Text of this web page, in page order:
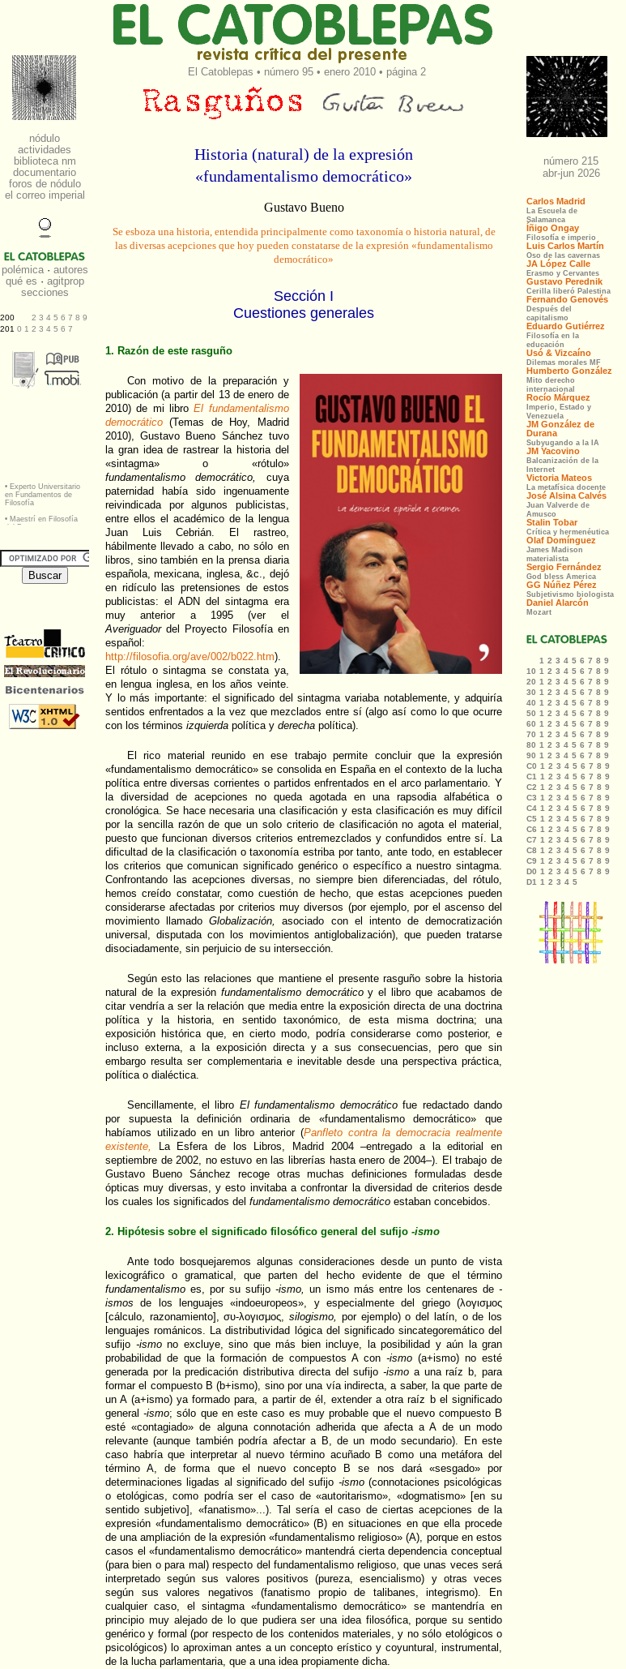
El Catoblepas • número 95 • enero 2010 • página 2
Historia (natural) de la expresión
«fundamentalismo democrático»
Gustavo Bueno
Se esboza una historia, entendida principalmente como taxonomía o historia natural, de
las diversas acepciones que hoy pueden constatarse de la expresión «fundamentalismo
democrático»
Sección I
Cuestiones generales
1. Razón de este rasguño
Con motivo de la preparación y
publicación (a partir del 13 de enero de
2010) de mi libroEl fundamentalismo
democrático (Temas de Hoy, Madrid
2010), Gustavo Bueno Sánchez tuvo
la gran idea de rastrear la historia del
«sintagma» o «rótulo»
fundamentalismo democrático,
cuya
paternidad había sido ingenuamente
reivindicada por algunos publicistas,
entre ellos el académico de la lengua
Juan Luis Cebrián. El rastreo,
hábilmente llevado a cabo, no sólo en
libros, sino también en la prensa diaria
española, mexicana, inglesa, &c., dejó
en ridículo las pretensiones de estos
publicistas: el ADN del sintagma era
muy anterior a 1995 (ver el
Averiguadordel Proyecto Filosofía en
español:
http://filosofia.org/ave/002/b022.htm).
El rótulo o sintagma se constata ya,
en lengua inglesa, en los años veinte.
Y lo más importante: el significado del sintagma variaba notablemente, y adquiría
sentidos enfrentados a la vez que mezclados entre sí (algo así como lo que ocurre
con los términos izquierda política y derecha política).
El rico material reunido en ese trabajo permite concluir que la expresión
«fundamentalismo democrático» se consolida en España en el contexto de la lucha
política entre diversas corrientes o partidos enfrentados en el arco parlamentario. Y
la diversidad de acepciones no queda agotada en una rapsodia alfabética o
cronológica. Se hace necesaria una clasificación y esta clasificación es muy difícil
por la sencilla razón de que un solo criterio de clasificación no agota el material,
puesto que funcionan diversos criterios entremezclados y confundidos entre sí. La
dificultad de la clasificación o taxonomía estriba por tanto, ante todo, en establecer
los criterios que comunican significado genérico o específico a nuestro sintagma.
Confrontando las acepciones diversas, no siempre bien diferenciadas, del rótulo,
hemos creído constatar, como cuestión de hecho, que estas acepciones pueden
considerarse afectadas por criterios muy diversos (por ejemplo, por el ascenso del
movimiento llamadoGlobalización,
asociado con el intento de democratización
universal, disputada con los movimientos antiglobalización), que pueden tratarse
disociadamente, sin perjuicio de su intersección.
Según esto las relaciones que mantiene el presente rasguño sobre la historia
natural de la expresión fundamentalismo democráticoy el libro que acabamos de
citar vendría a ser la relación que media entre la exposición directa de una doctrina
política y la historia, en sentido taxonómico, de esta misma doctrina; una
exposición histórica que, en cierto modo, podría considerarse como posterior, e
incluso externa, a la exposición directa y a sus consecuencias, pero que sin
embargo resulta ser complementaria e inevitable desde una perspectiva práctica,
política o dialéctica.
Sencillamente, el libro El fundamentalismo democráticofue redactado dando
por supuesta la definición ordinaria de «fundamentalismo democrático» que
habíamos utilizado en un libro anterior (Panfleto contra la democracia realmente
existente,
La Esfera de los Libros, Madrid 2004 –entregado a la editorial en
septiembre de 2002, no estuvo en las librerías hasta enero de 2004–). El trabajo de
Gustavo Bueno Sánchez recoge otras muchas definiciones formuladas desde
ópticas muy diversas, y esto invitaba a confrontar la diversidad de criterios desde
los cuales los significados del fundamentalismo democrático estaban concebidos.
2. Hipótesis sobre el significado filosófico general del sufijo -ismo
Ante todo bosquejaremos algunas consideraciones desde un punto de vista
lexicográfico o gramatical, que parten del hecho evidente de que el término
fundamentalismo es, por su sufijo-ismo, un ismo más entre los centenares de-
ismos de los lenguajes «indoeuropeos», y especialmente del griego (λоγισμος
[cálculo, razonamiento], συ-λоγισμος,silogismo, por ejemplo) o del latín, o de los
lenguajes románicos. La distributividad lógica del significado sincategoremático del
sufijo -ismono excluye, sino que más bien incluye, la posibilidad y aún la gran
probabilidad de que la formación de compuestos A con -ismo (a+ismo) no esté
generada por la predicación distributiva directa del sufijo-ismo a una raíz b, para
formar el compuesto B (b+ismo), sino por una vía indirecta, a saber, la que parte de
un A (a+ismo) ya formado para, a partir de él, extender a otra raíz b el significado
general-ismo; sólo que en este caso es muy probable que el nuevo compuesto B
esté «contagiado» de alguna connotación adherida que afecta a A de un modo
relevante (aunque también podría afectar a B, de un modo secundario). En este
caso habría que interpretar al nuevo término acuñado B como una metáfora del
término A, de forma que el nuevo concepto B se nos dará «sesgado» por
determinaciones ligadas al significado del sufijo -ismo(connotaciones psicológicas
o etológicas, como podría ser el caso de «autoritarismo», «dogmatismo» [en su
sentido subjetivo], «fanatismo»...). Tal sería el caso de ciertas acepciones de la
expresión «fundamentalismo democrático» (B) en situaciones en que ella procede
de una ampliación de la expresión «fundamentalismo religioso» (A), porque en estos
casos el «fundamentalismo democrático» mantendrá cierta dependencia conceptual
(para bien o para mal) respecto del fundamentalismo religioso, que unas veces será
interpretado según sus valores positivos (pureza, esencialismo) y otras veces
según sus valores negativos (fanatismo propio de talibanes, integrismo). En
cualquier caso, el sintagma «fundamentalismo democrático» se mantendría en
principio muy alejado de lo que pudiera ser una idea filosófica, porque su sentido
genérico y formal (por respecto de los contenidos materiales, y no sólo etológicos o
psicológicos) lo aproximan antes a un concepto erístico y coyuntural, instrumental,
de la lucha parlamentaria, que a una idea propiamente dicha.